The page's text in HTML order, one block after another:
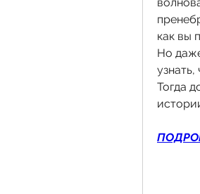
как вы
Но
Тогда